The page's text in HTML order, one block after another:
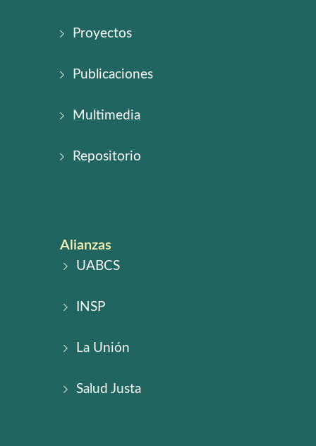
Proyectos
Publicaciones
Multimedia
Repositorio
Alianzas
UABCS
INSP
La Unión
Salud Justa